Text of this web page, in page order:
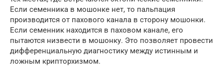
Если семенника в мошонке нет, то пальпация
производится от пахового канала в сторону мошонки.
Если семенник находится в паховом канале, его
пытаются низвести в мошонку. Это позволяет провести
дифференциальную диагностику между истинным и
ложным крипторхизмом.